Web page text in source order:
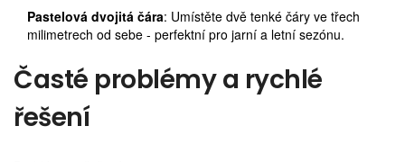
Pastelová dvojitá čára: Umístěte dvě tenké čáry ve třech
milimetrech od sebe - perfektní pro jarní a letní sezónu.
Časté problémy a rychlé
řešení